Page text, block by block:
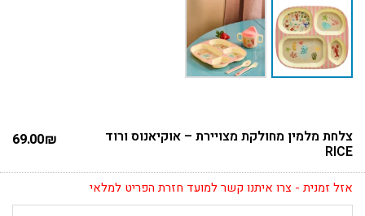
צלחת מלמין מחולקת מצויירת – אוקיאנוס ורוד
RICE
69.00₪
אזל זמנית - צרו איתנו קשר למועד חזרת הפריט למלאי